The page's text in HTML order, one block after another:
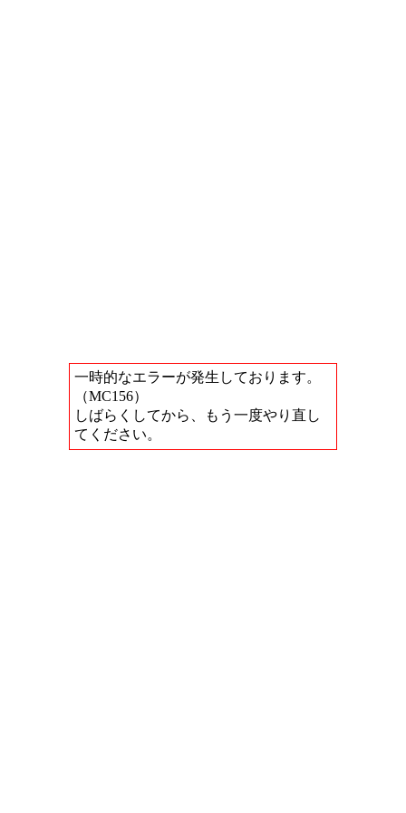
一時的なエラーが発生しております。
（MC156）
しばらくしてから、もう一度やり直し
てください。